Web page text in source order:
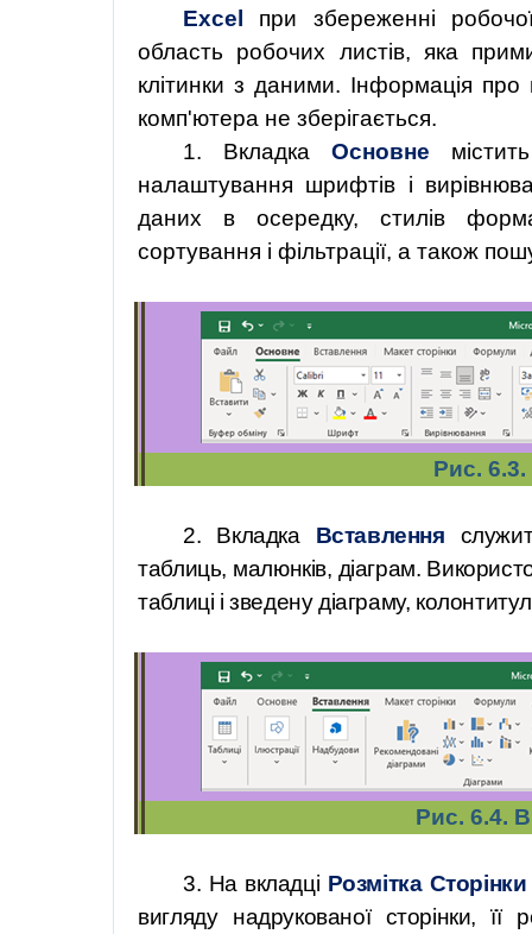
Excel при збереженні
область робочих листів, яка
клітинки з даними. Інформація про
комп'ютера не зберігається.
1. ВкладкаОсновне
налаштування шрифтів і
даних в осередку, стилів
сортування і фільтрації, а також
Рис.
2. Вкладка Вставлення
таблиць, малюнків, діаграм.
таблиці і зведену діаграму,
Рис. 6.4.
3. На вкладці Розмітка Сторінки
вигляду надрукованої сторінки, її